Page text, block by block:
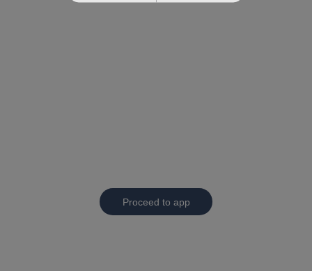
Proceed to app